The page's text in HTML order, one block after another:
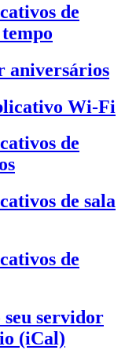
de
aniversários
Wi-Fi
de
de sala
de
seu servidor
(iCal)